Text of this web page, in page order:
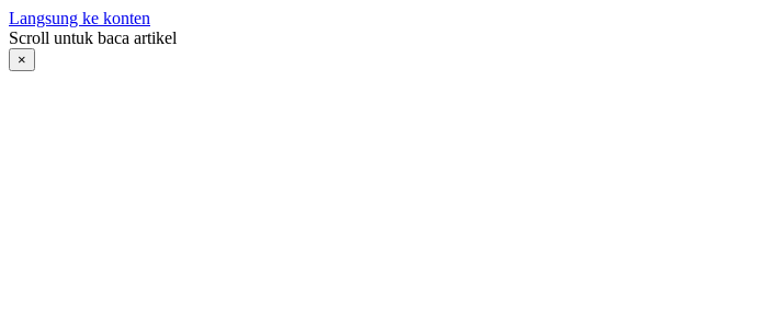
Langsung ke konten
Scroll untuk baca artikel
×